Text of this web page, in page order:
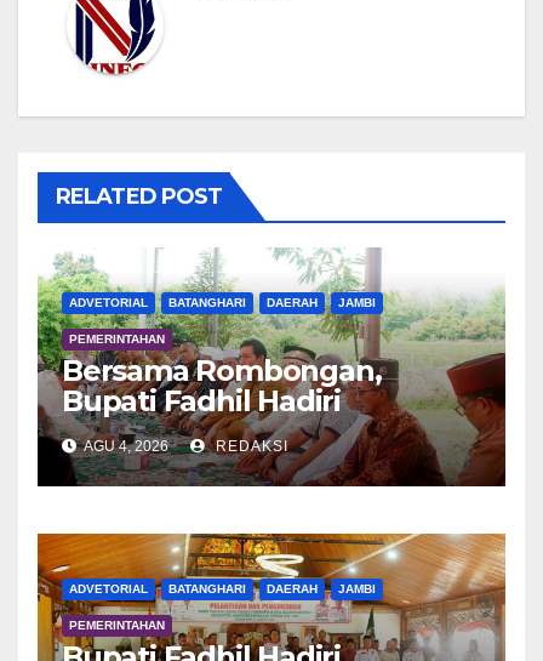
RELATED POST
ADVETORIAL BATANGHARI DAERAH JAMBI
PEMERINTAHAN
Bersama Rombongan,
Bupati Fadhil Hadiri
Syukuran Tanam Padi di
Terusan
AGU 4, 2026 REDAKSI
ADVETORIAL BATANGHARI DAERAH JAMBI
PEMERINTAHAN